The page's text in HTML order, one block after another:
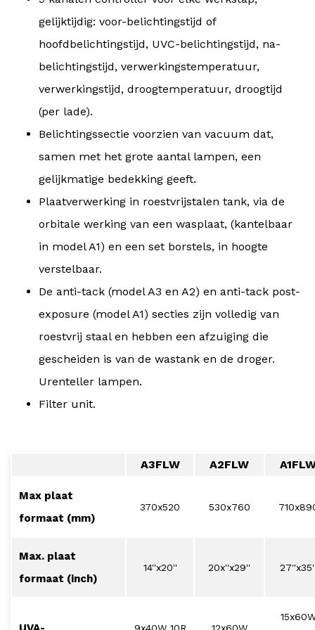
gelijktijdig: voor-belichtingstijd of
hoofdbelichtingstijd, UVC-belichtingstijd, na-
belichtingstijd, verwerkingstemperatuur,
verwerkingstijd, droogtemperatuur, droogtijd
(per lade).
Belichtingssectie voorzien van vacuum dat,
samen met het grote aantal lampen, een
gelijkmatige bedekking geeft.
Plaatverwerking in roestvrijstalen tank, via de
orbitale werking van een wasplaat, (kantelbaar
in model A1) en een set borstels, in hoogte
verstelbaar.
De anti-tack (model A3 en A2) en anti-tack post-
exposure (model A1) secties zijn volledig van
roestvrij staal en hebben een afzuiging die
gescheiden is van de wastank en de droger.
Urenteller lampen.
Filter unit.
A3FLW A2FLW
Max plaat
formaat (mm)
370x520 530x760
Max. plaat
formaat (inch)
14''x20'' 20x''x29''